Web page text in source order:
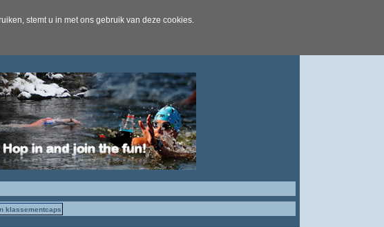
stemt u in met ons gebruik van deze cookies.
klassementcaps